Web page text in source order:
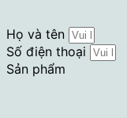
Họ và tên
Số điện thoại
Sản phẩm